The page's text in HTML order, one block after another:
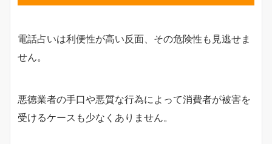
電話占いは利便性が高い反面、その危険性も見逃せま
せん。
悪徳業者の手口や悪質な行為によって消費者が被害を
受けるケースも少なくありません。